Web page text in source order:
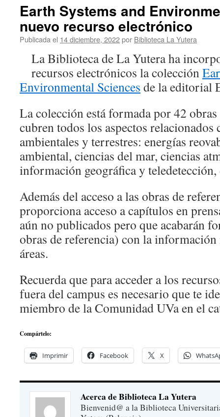
Earth Systems and
nuevo recurso electrónico
Publicada el 14 diciembre, 2022por Biblioteca La Yutera
La Biblioteca de La Yutera ha
recursos electrónicos la colección
Environmental Sciences de la editorial
La colección está formada por 42
cubren todos los aspectos relacionados
ambientales y terrestres: energías
ambiental, ciencias del mar, ciencias
información geográfica y teledetección,
Además del acceso a las obras de
proporciona acceso a capítulos en
aún no publicados pero que acabarán
obras de referencia) con la información
áreas.
Recuerda que para acceder a los
fuera del campus es necesario que te
miembro de la Comunidad UVa en el
Compártelo:
Imprimir Facebook X
Acerca de Biblioteca La Yutera
Bienvenid@ a la Biblioteca